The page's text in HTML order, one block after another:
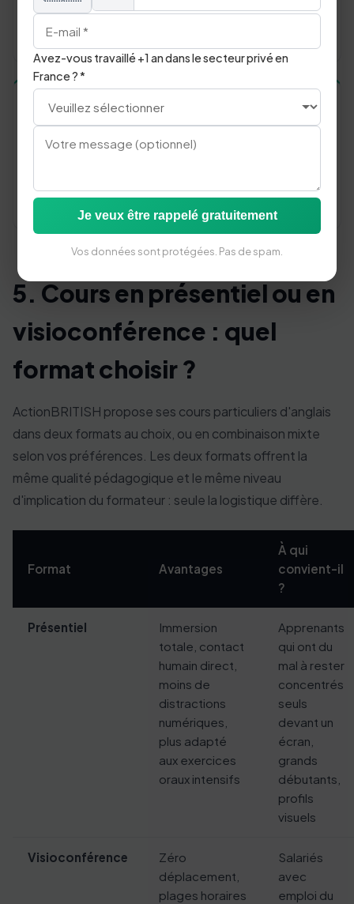
exigeants. Objectif : conférences, rédaction
senior.
C2
MAÎTRISE
Vous maîtrisez la langue de façon quasi-native.
culturelles, rédaction créative, prise de parole en
public en anglais.
5. Cours en présentiel ou en
visioconférence : quel
format choisir ?
ActionBRITISH propose ses cours particuliers d'anglais
dans deux formats au choix, ou en combinaison mixte
selon vos préférences. Les deux formats offrent la
même qualité pédagogique et le même niveau
d'implication du formateur : seule la logistique diffère.
Format Avantages
À qui
convient-il
?
Présentiel
Immersion
totale, contact
humain direct,
moins de
distractions
numériques,
plus adapté
aux exercices
oraux intensifs
Apprenants
qui ont du
mal à rester
concentrés
seuls
devant un
écran,
grands
débutants,
profils
visuels
Visioconférence
Zéro
déplacement,
plages horaires
Salariés
avec
emploi du
Avez-vous travaillé +1 an dans le secteur privé en
France ? *
Je veux être rappelé gratuitement
Vos données sont protégées. Pas de spam.